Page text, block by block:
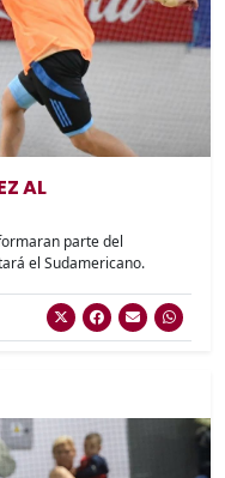
AL
parte del
el Sudamericano.